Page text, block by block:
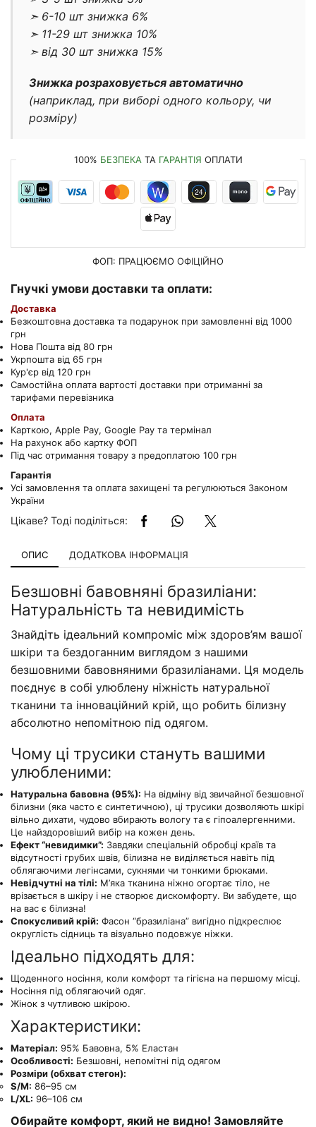
➣ 6-10 шт знижка 6%
➣ 11-29 шт знижка 10%
➣ від 30 шт знижка 15%
Знижка розраховується автоматично
(наприклад, при виборі одного кольору, чи
розміру)
100% БЕЗПЕКАТА ГАРАНТІЯ ОПЛАТИ
ФОП: ПРАЦЮЄМО ОФІЦІЙНО
Гнучкі умови доставки та оплати:
Доставка
Безкоштовна доставка та подарунок при замовленні від 1000
грн
Нова Пошта від 80 грн
Укрпошта від 65 грн
Кур'єр від 120 грн
Самостійна оплата вартості доставки при отриманні за
тарифами перевізника
Оплата
Карткою, Apple Pay, Google Pay та термінал
На рахунок або картку ФОП
Під час отримання товару з предоплатою 100 грн
Гарантія
Усі замовлення та оплата захищені та регулюються Законом
України
Цікаве? Тоді поділіться:
ОПИС ДОДАТКОВА ІНФОРМАЦІЯ
Безшовні бавовняні бразиліани:
Натуральність та невидимість
Знайдіть ідеальний компроміс між здоров’ям вашої
шкіри та бездоганним виглядом з нашими
безшовними бавовняними бразиліанами. Ця модель
поєднує в собі улюблену ніжність натуральної
тканини та інноваційний крій, що робить білизну
абсолютно непомітною під одягом.
Чому ці трусики стануть вашими
улюбленими:
Натуральна бавовна (95%): На відміну від звичайної безшовної
білизни (яка часто є синтетичною), ці трусики дозволяють шкірі
вільно дихати, чудово вбирають вологу та є гіпоалергенними.
Це найздоровіший вибір на кожен день.
Ефект “невидимки”: Завдяки спеціальній обробці країв та
відсутності грубих швів, білизна не виділяється навіть під
облягаючими легінсами, сукнями чи тонкими брюками.
Невідчутні на тілі: М’яка тканина ніжно огортає тіло, не
врізається в шкіру і не створює дискомфорту. Ви забудете, що
на вас є білизна!
Спокусливий крій: Фасон “бразиліана” вигідно підкреслює
округлість сідниць та візуально подовжує ніжки.
Ідеально підходять для:
Щоденного носіння, коли комфорт та гігієна на першому місці.
Носіння під облягаючий одяг.
Жінок з чутливою шкірою.
Характеристики:
Матеріал: 95% Бавовна, 5% Еластан
Особливості: Безшовні, непомітні під одягом
Розміри (обхват стегон):
S/M: 86–95 см
L/XL: 96–106 см
Обирайте комфорт, який не видно! Замовляйте